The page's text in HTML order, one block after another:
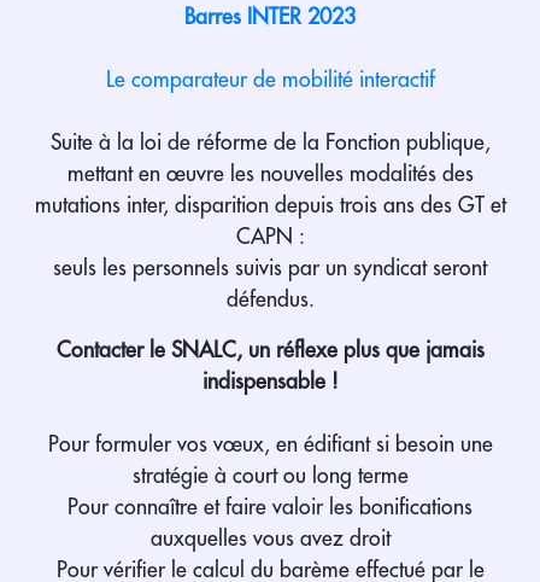
Barres INTER 2023
Le comparateur de mobilité interactif
Suite à la loi de réforme de la Fonction publique,
mettant en œuvre les nouvelles modalités des
mutations inter, disparition depuis trois ans des GT et
CAPN :
seuls les personnels suivis par un syndicat seront
défendus.
Contacter le SNALC, un réflexe plus que jamais
indispensable !
Pour formuler vos vœux, en édifiant si besoin une
stratégie à court ou long terme
Pour connaître et faire valoir les bonifications
auxquelles vous avez droit
Pour vérifier le calcul du barème effectué par le